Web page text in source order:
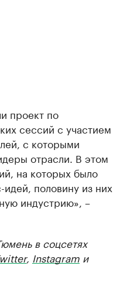
проект по
сессий с участием
с которыми
отрасли. В этом
на которых было
половину из них
индустрию», –
в соцсетях
, Instagram и